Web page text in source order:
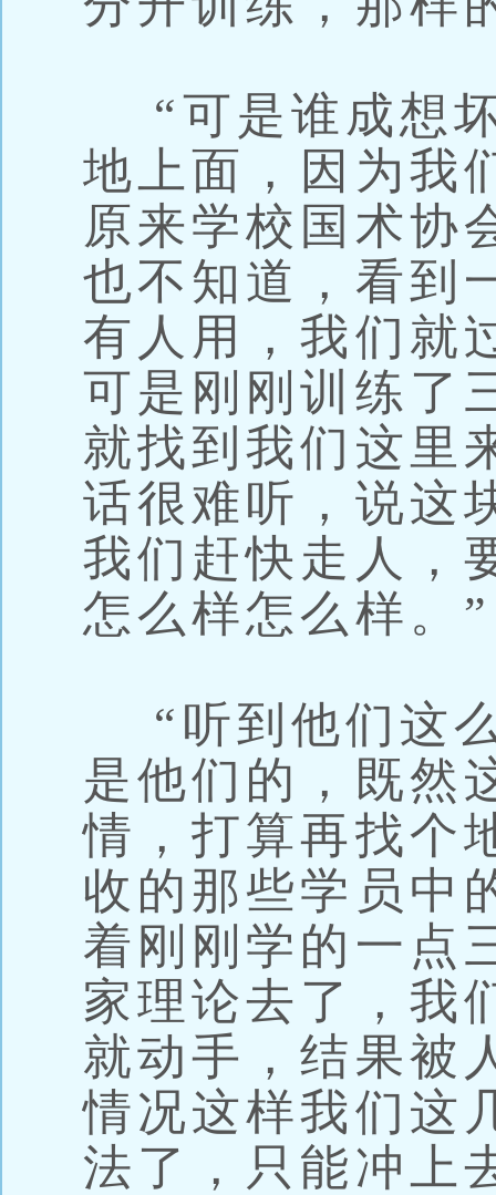
“可是谁成想
地上面，因为我
原来学校国术协
也不知道，看到
有人用，我们就
可是刚刚训练了
就找到我们这里
话很难听，说这
我们赶快走人，
怎么样怎么样。”
“听到他们这
是他们的，既然
情，打算再找个
收的那些学员中
着刚刚学的一点
家理论去了，我
就动手，结果被
情况这样我们这
法了，只能冲上